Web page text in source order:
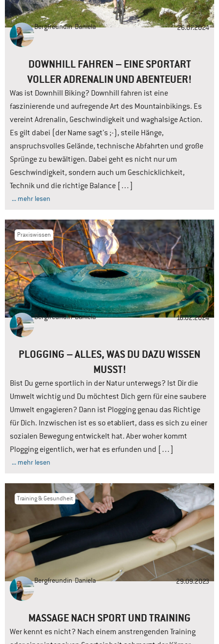
Bergfreundin Daniela 26.07.2024
DOWNHILL FAHREN – EINE SPORTART
VOLLER ADRENALIN UND ABENTEUER!
Was ist Downhill Biking? Downhill fahren ist eine
faszinierende und aufregende Art des Mountainbikings. Es
vereint Adrenalin, Geschwindigkeit und waghalsige Action.
Es gilt dabei (der Name sagt’s ;-), steile Hänge,
anspruchsvolles Gelände, technische Abfahrten und große
Sprünge zu bewältigen. Dabei geht es nicht nur um
Geschwindigkeit, sondern auch um Geschicklichkeit,
Technik und die richtige Balance […]
... mehr lesen
Praxiswissen
Bergfreundin Daniela 16.02.2024
PLOGGING – ALLES, WAS DU DAZU WISSEN
MUSST!
Bist Du gerne sportlich in der Natur unterwegs? Ist Dir die
Umwelt wichtig und Du möchtest Dich gern für eine saubere
Umwelt engagieren? Dann ist Plogging genau das Richtige
für Dich. Inzwischen ist es so etabliert, dass es sich zu einer
sozialen Bewegung entwickelt hat. Aber woher kommt
Plogging eigentlich, wer hat es erfunden und […]
... mehr lesen
Training & Gesundheit
Bergfreundin Daniela 29.09.2023
MASSAGE NACH SPORT UND TRAINING
Wer kennt es nicht? Nach einem anstrengenden Training